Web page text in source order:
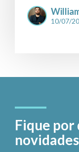
10/07/
Fique por